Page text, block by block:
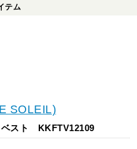
テム
SOLEIL)
スト KKFTV12109